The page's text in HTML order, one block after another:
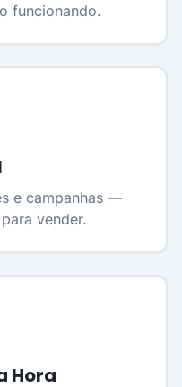
funcionando.
e campanhas —
vender.
Hora